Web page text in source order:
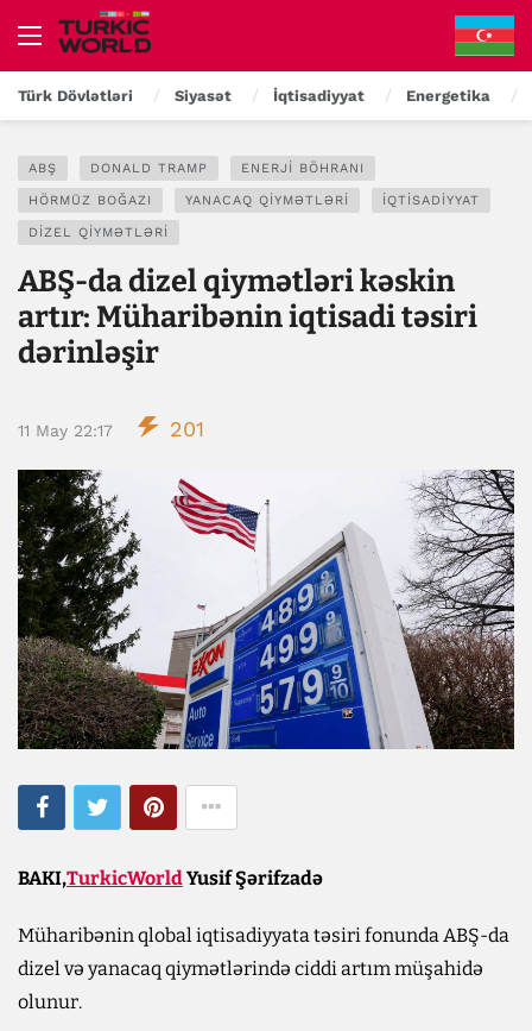
Türk Dövlətləri Siyasət İqtisadiyyat Energetika
ABŞ DONALD TRAMP ENERJI BÖHRANI
HÖRMÜZ BOĞAZI YANACAQ QIYMƏTLƏRI İQTISADIYYAT
DIZEL QIYMƏTLƏRI
ABŞ-da dizel qiymətləri kəskin
artır: Müharibənin iqtisadi təsiri
dərinləşir
11 May 22:17 201
BAKI,TurkicWorldYusif Şərifzadə
Müharibənin qlobal iqtisadiyyata təsiri fonunda ABŞ-da
dizel və yanacaq qiymətlərində ciddi artım müşahidə
olunur.